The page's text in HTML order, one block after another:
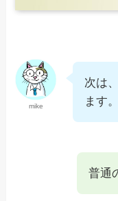
mike
次は
ます。
普通